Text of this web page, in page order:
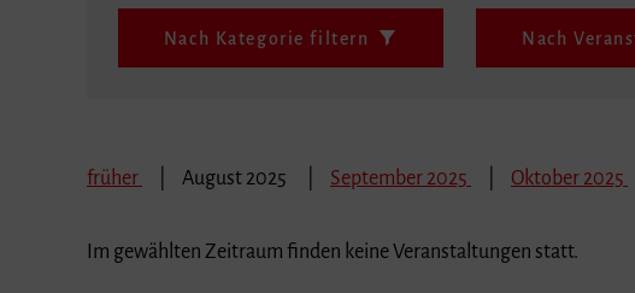
Nach Kategorie filtern Nach
früher August 2025 September 2025 Oktober 2025
Im gewählten Zeitraum finden keine Veranstaltungen statt.